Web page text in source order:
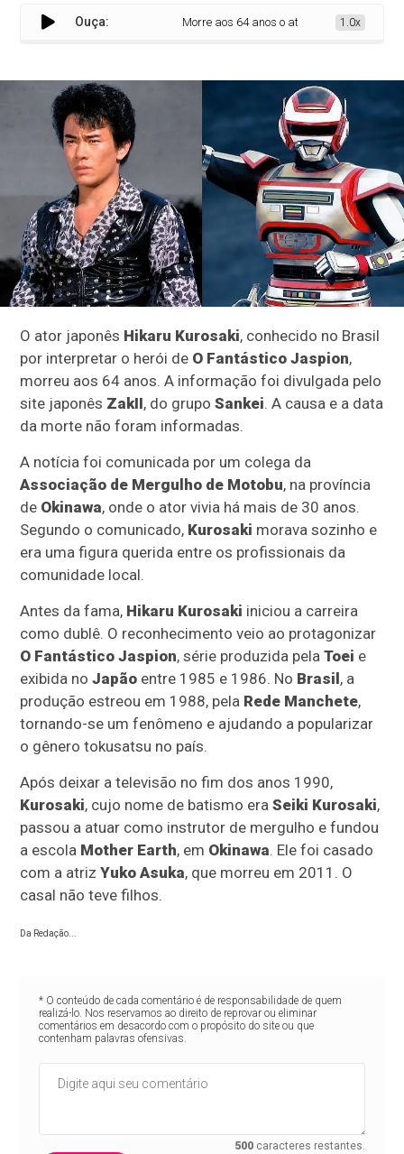
Ouça: Morre aos 64 anos o ator japonês Hikaru
1.0x
O ator japonês Hikaru Kurosaki, conhecido no Brasil
por interpretar o herói de O Fantástico Jaspion,
morreu aos 64 anos. A informação foi divulgada pelo
site japonês ZakII, do grupoSankei. A causa e a data
da morte não foram informadas.
A notícia foi comunicada por um colega da
Associação de Mergulho de Motobu, na província
de Okinawa, onde o ator vivia há mais de 30 anos.
Segundo o comunicado, Kurosaki morava sozinho e
era uma figura querida entre os profissionais da
comunidade local.
Antes da fama, Hikaru Kurosaki iniciou a carreira
como dublê. O reconhecimento veio ao protagonizar
O Fantástico Jaspion, série produzida pelaToei e
exibida noJapão entre 1985 e 1986. No Brasil , a
produção estreou em 1988, pela Rede Manchete,
tornando-se um fenômeno e ajudando a popularizar
o gênero tokusatsu no país.
Após deixar a televisão no fim dos anos 1990,
Kurosaki, cujo nome de batismo eraSeiki Kurosaki,
passou a atuar como instrutor de mergulho e fundou
a escola Mother Earth, em Okinawa. Ele foi casado
com a atrizYuko Asuka, que morreu em 2011. O
casal não teve filhos.
Da Redação...
* O conteúdo de cada comentário é de responsabilidade de quem
realizá-lo. Nos reservamos ao direito de reprovar ou eliminar
comentários em desacordo com o propósito do site ou que
contenham palavras ofensivas.
500 caracteres restantes.